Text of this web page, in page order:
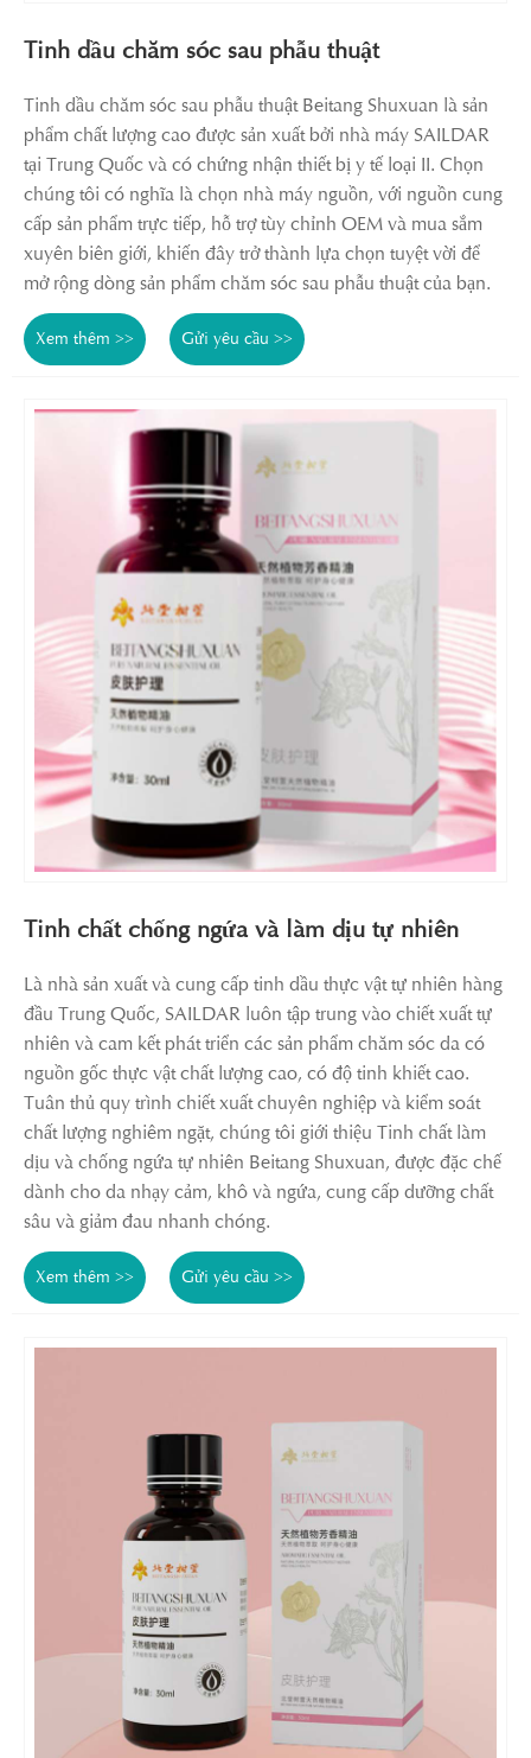
Tinh dầu chăm sóc sau phẫu thuật
Tinh dầu chăm sóc sau phẫu thuật Beitang Shuxuan là sản
phẩm chất lượng cao được sản xuất bởi nhà máy SAILDAR
tại Trung Quốc và có chứng nhận thiết bị y tế loại II. Chọn
chúng tôi có nghĩa là chọn nhà máy nguồn, với nguồn cung
cấp sản phẩm trực tiếp, hỗ trợ tùy chỉnh OEM và mua sắm
xuyên biên giới, khiến đây trở thành lựa chọn tuyệt vời để
mở rộng dòng sản phẩm chăm sóc sau phẫu thuật của bạn.
Xem thêm >> Gửi yêu cầu >>
Tinh chất chống ngứa và làm dịu tự nhiên
Là nhà sản xuất và cung cấp tinh dầu thực vật tự nhiên hàng
đầu Trung Quốc, SAILDAR luôn tập trung vào chiết xuất tự
nhiên và cam kết phát triển các sản phẩm chăm sóc da có
nguồn gốc thực vật chất lượng cao, có độ tinh khiết cao.
Tuân thủ quy trình chiết xuất chuyên nghiệp và kiểm soát
chất lượng nghiêm ngặt, chúng tôi giới thiệu Tinh chất làm
dịu và chống ngứa tự nhiên Beitang Shuxuan, được đặc chế
dành cho da nhạy cảm, khô và ngứa, cung cấp dưỡng chất
sâu và giảm đau nhanh chóng.
Xem thêm >> Gửi yêu cầu >>